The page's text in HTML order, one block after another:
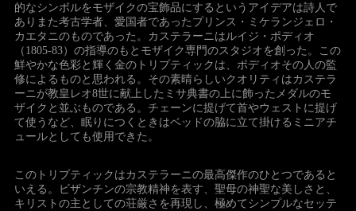
的なシンボルをモザイクの宝飾品にするというアイデアは詩人で
ありまた考古学者、愛国者であったプリンス・ミケランジェロ・
カエタニのものであった。カステラーニはルイジ・ポディオ
（1805-83）の指導のもとモザイク専門のスタジオを創った。この
鮮やかな色彩と輝く金のトリプティックは、ポディオその人の監
修によるものと思われる。その素晴らしいクオリティはカステラ
ーニが教皇レオ8世に献上したミサ典書の上に飾ったメダルのモ
ザイクと並ぶものである。チェーンに提げて首やウェストに提げ
て使うなど、眠りにつくときはベッドの脇に立て掛けるミニアチ
ュールとしても使用できた。
このトリプティックはカステラーニの最高傑作のひとつであると
いえる。ビザンチンの宗教精神を表す、聖母の神聖な美しさと、
キリストの主としての荘厳さを再現し、極めてシンプルなセッテ